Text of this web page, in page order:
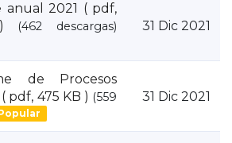
anual 2021 ( pdf,
(462 descargas) 31 Dic 2021
de Procesos
( pdf, 475 KB ) (559
31 Dic 2021